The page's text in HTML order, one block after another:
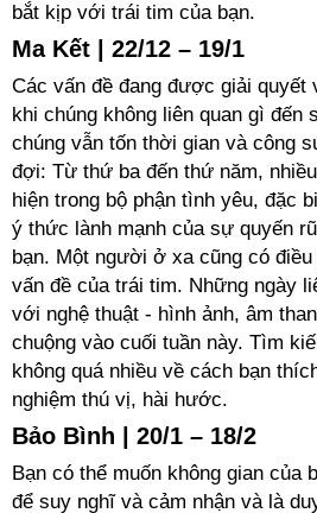
bắt kịp với trái tim của bạn.
Ma Kết | 22/12 – 19/1
Các vấn đề đang được giải quyết
khi chúng không liên quan gì
chúng vẫn tốn thời gian và công
đợi: Từ thứ ba đến thứ năm,
hiện trong bộ phận tình yêu, đặc
ý thức lành mạnh của sự quyến
bạn. Một người ở xa cũng có
vấn đề của trái tim. Những ngày
với nghệ thuật - hình ảnh, âm
chuộng vào cuối tuần này. Tìm
không quá nhiều về cách bạn
nghiệm thú vị, hài hước.
Bảo Bình | 20/1 – 18/2
Bạn có thể muốn không gian của
để suy nghĩ và cảm nhận và là